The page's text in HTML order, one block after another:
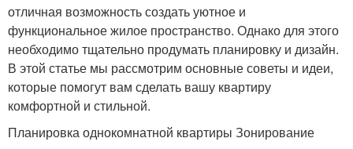
отличная возможность создать уютное и
функциональное жилое пространство. Однако для этого
необходимо тщательно продумать планировку и дизайн.
В этой статье мы рассмотрим основные советы и идеи,
которые помогут вам сделать вашу квартиру
комфортной и стильной.
Планировка однокомнатной квартиры Зонирование